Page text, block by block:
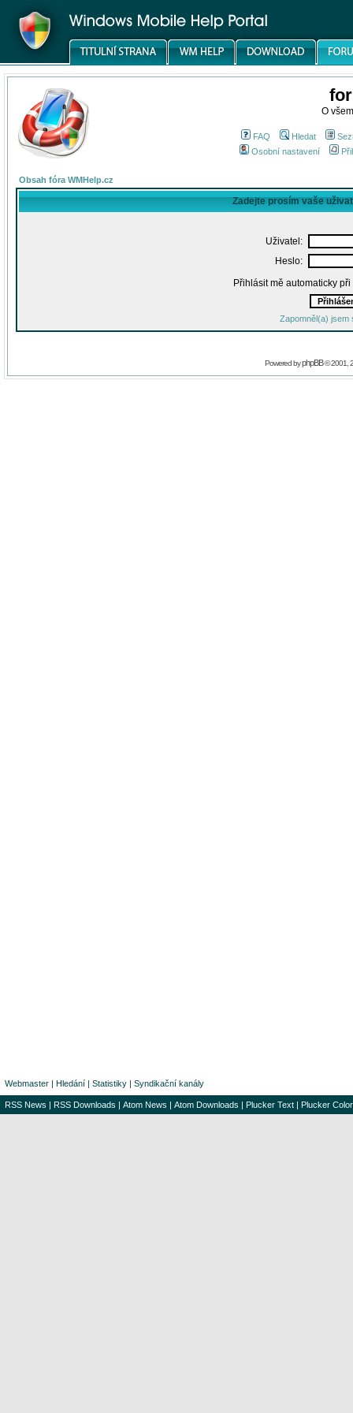
O
FAQ Hledat
Osobní nastavení
Obsah fóra WMHelp.cz
Zadejte prosím vaše
Uživatel:
Heslo:
Přihlásit mě automaticky
Zapomněl(a) jsem
Powered byphpBB© 2001,
Webmaster | Hledání | Statistiky | Syndikační kanály
RSS News | RSS Downloads | Atom News | Atom Downloads | Plucker Text | Plucker Color